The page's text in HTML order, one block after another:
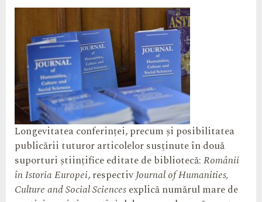
Longevitatea conferinței, precum și posibilitatea
publicării tuturor articolelor susținute în două
suporturi științifice editate de bibliotecă:Românii
în Istoria Europei, respectivJournal of Humanities,
Culture and Social Sciencesexplică numărul mare de